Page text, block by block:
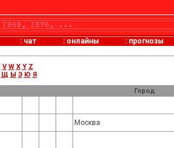
: чат : онлайны : прогнозы
V W X Y Z
Щ Ы Э Ю Я
Город
Москва